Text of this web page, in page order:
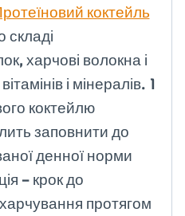
коктейль
складі
харчові волокна і
і мінералів. 1
коктейлю
заповнити до
денної норми
– крок до
протягом